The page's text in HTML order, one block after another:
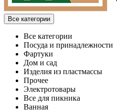
Все категории
Все категории
Посуда и принадлежности
Фартуки
Дом и сад
Изделия из пластмассы
Прочее
Электротовары
Все для пикника
Ванная